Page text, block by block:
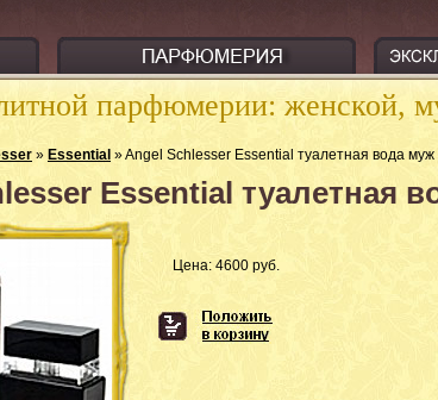
парфюмерии: женской,
» Essential » Angel Schlesser Essential туалетная вода
Essential туалетная
Цена: 4600 руб.